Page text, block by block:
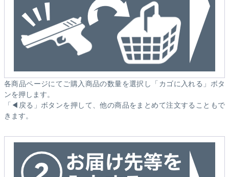
各商品ページにてご購入商品の数量を選択し「カゴに入れる」ボタ
ンを押します。
「◀戻る」ボタンを押して、他の商品をまとめて注文することもで
きます。